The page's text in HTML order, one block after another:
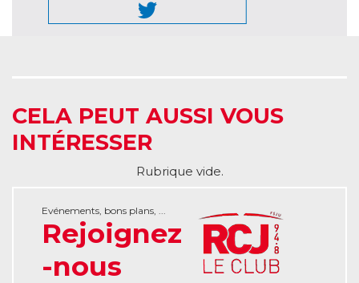
CELA PEUT AUSSI VOUS
INTÉRESSER
Rubrique vide.
Evénements, bons plans, ...
Rejoignez
-nous